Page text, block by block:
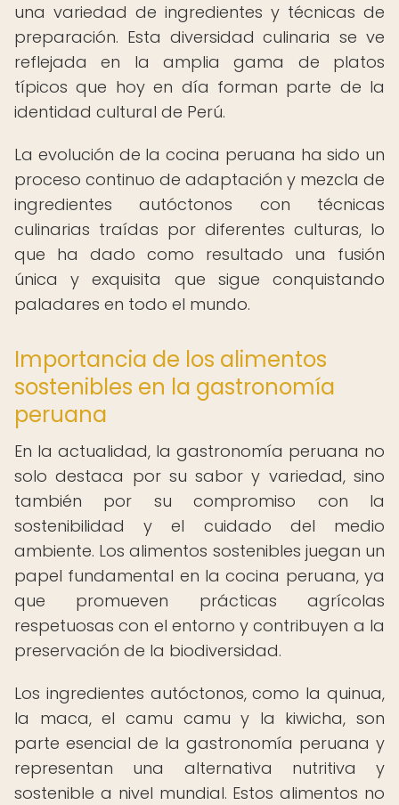
una variedad de ingredientes y técnicas de
preparación. Esta diversidad culinaria se ve
reflejada en la amplia gama de platos
típicos que hoy en día forman parte de la
identidad cultural de Perú.
La evolución de la cocina peruana ha sido un
proceso continuo de adaptación y mezcla de
ingredientes autóctonos con técnicas
culinarias traídas por diferentes culturas, lo
que ha dado como resultado una fusión
única y exquisita que sigue conquistando
paladares en todo el mundo.
Importancia de los alimentos
sostenibles en la gastronomía
peruana
En la actualidad, la gastronomía peruana no
solo destaca por su sabor y variedad, sino
también por su compromiso con la
sostenibilidad y el cuidado del medio
ambiente. Los alimentos sostenibles juegan un
papel fundamental en la cocina peruana, ya
que promueven prácticas agrícolas
respetuosas con el entorno y contribuyen a la
preservación de la biodiversidad.
Los ingredientes autóctonos, como la quinua,
la maca, el camu camu y la kiwicha, son
parte esencial de la gastronomía peruana y
representan una alternativa nutritiva y
sostenible a nivel mundial. Estos alimentos no